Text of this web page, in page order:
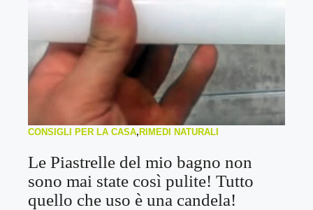
CONSIGLI PER LA CASA, RIMEDI NATURALI
Le Piastrelle del mio bagno non
sono mai state così pulite! Tutto
quello che uso è una candela!